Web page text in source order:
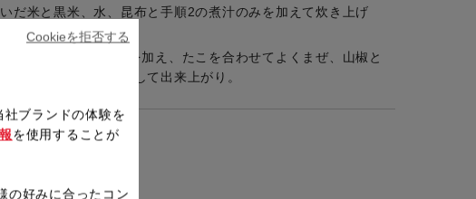
だ米と黒米、水、昆布と手順2の煮汁のみを加えて炊き上げ
のソテーパンにご飯を加え、たこを合わせてよくまぜ、山椒と
千切りをトッピングして出来上がり。
ブランドの体験を
を使用することが
の好みに合ったコン
Cookieを拒否する